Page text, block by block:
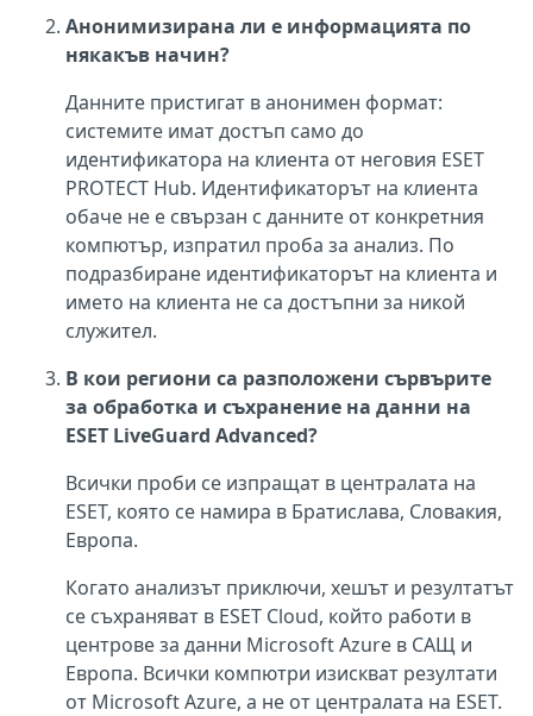
Анонимизирана ли е информацията по
някакъв начин?
Данните пристигат в анонимен формат:
системите имат достъп само до
идентификатора на клиента от неговия ESET
PROTECT Hub. Идентификаторът на клиента
обаче не е свързан с данните от конкретния
компютър, изпратил проба за анализ. По
подразбиране идентификаторът на клиента и
името на клиента не са достъпни за никой
служител.
В кои региони са разположени сървърите
за обработка и съхранение на данни на
ESET LiveGuard Advanced?
Всички проби се изпращат в централата на
ESET, която се намира в Братислава, Словакия,
Европа.
Когато анализът приключи, хешът и резултатът
се съхраняват в ESET Cloud, който работи в
центрове за данни Microsoft Azure в САЩ и
Европа. Всички компютри изискват резултати
от Microsoft Azure, а не от централата на ESET.